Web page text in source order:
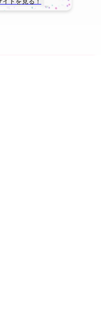
Rights Reserved.